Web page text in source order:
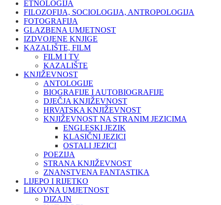
ETNOLOGIJA
FILOZOFIJA, SOCIOLOGIJA, ANTROPOLOGIJA
FOTOGRAFIJA
GLAZBENA UMJETNOST
IZDVOJENE KNJIGE
KAZALIŠTE, FILM
FILM I TV
KAZALIŠTE
KNJIŽEVNOST
ANTOLOGIJE
BIOGRAFIJE I AUTOBIOGRAFIJE
DJEČJA KNJIŽEVNOST
HRVATSKA KNJIŽEVNOST
KNJIŽEVNOST NA STRANIM JEZICIMA
ENGLESKI JEZIK
KLASIČNI JEZICI
OSTALI JEZICI
POEZIJA
STRANA KNJIŽEVNOST
ZNANSTVENA FANTASTIKA
LIJEPO I RIJETKO
LIKOVNA UMJETNOST
DIZAJN